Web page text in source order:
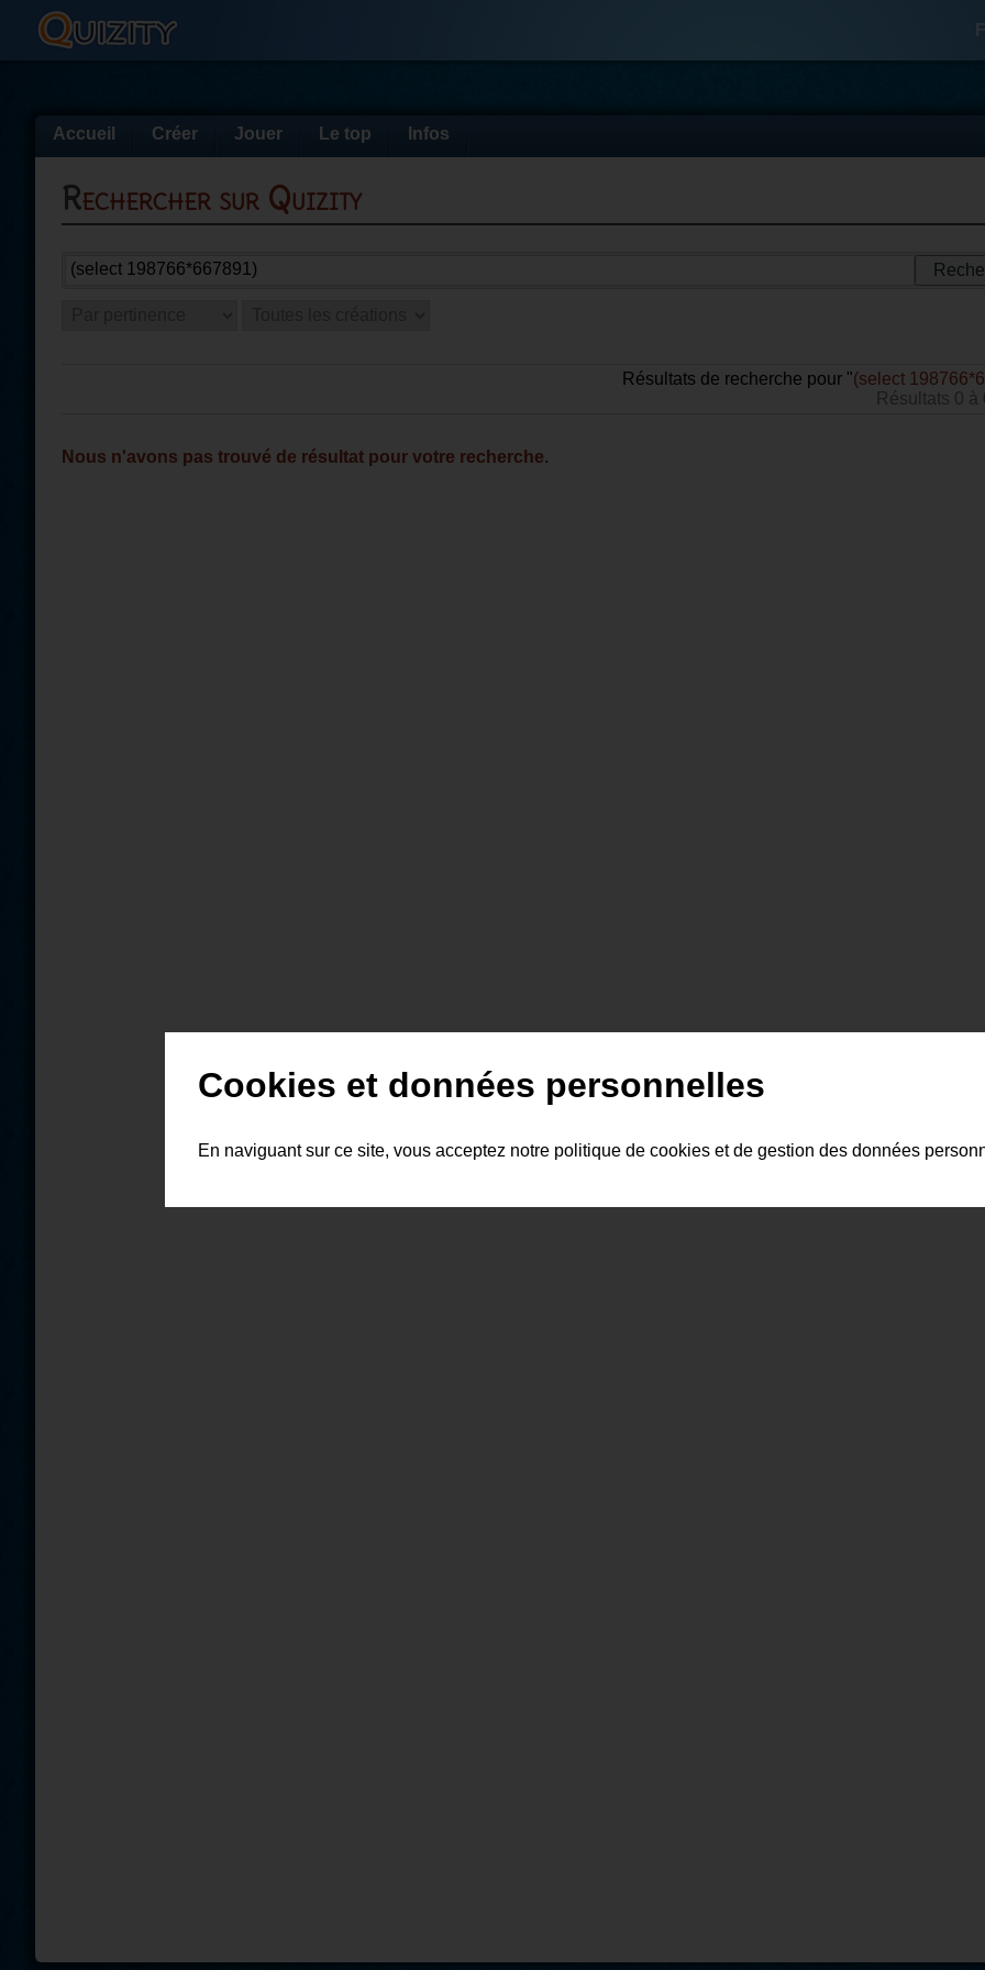
Accueil Créer Jouer Le top Infos
Rechercher sur Quizity
Résultats de recherche pour "(select
Résultats 0 à
Nous n'avons pas trouvé de résultat pour votre recherche.
Cookies et données personnelles
En naviguant sur ce site, vous acceptez notre politique de cookies et de gestion des données